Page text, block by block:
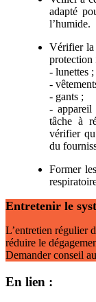
adapté
l’humide.
Vérifier la
protection
- lunettes ;
-
- gants ;
- appareil
tâche à
vérifier
du
Former
Entretenir le
L’entretien régulier
réduire le
Demander conseil
En lien :